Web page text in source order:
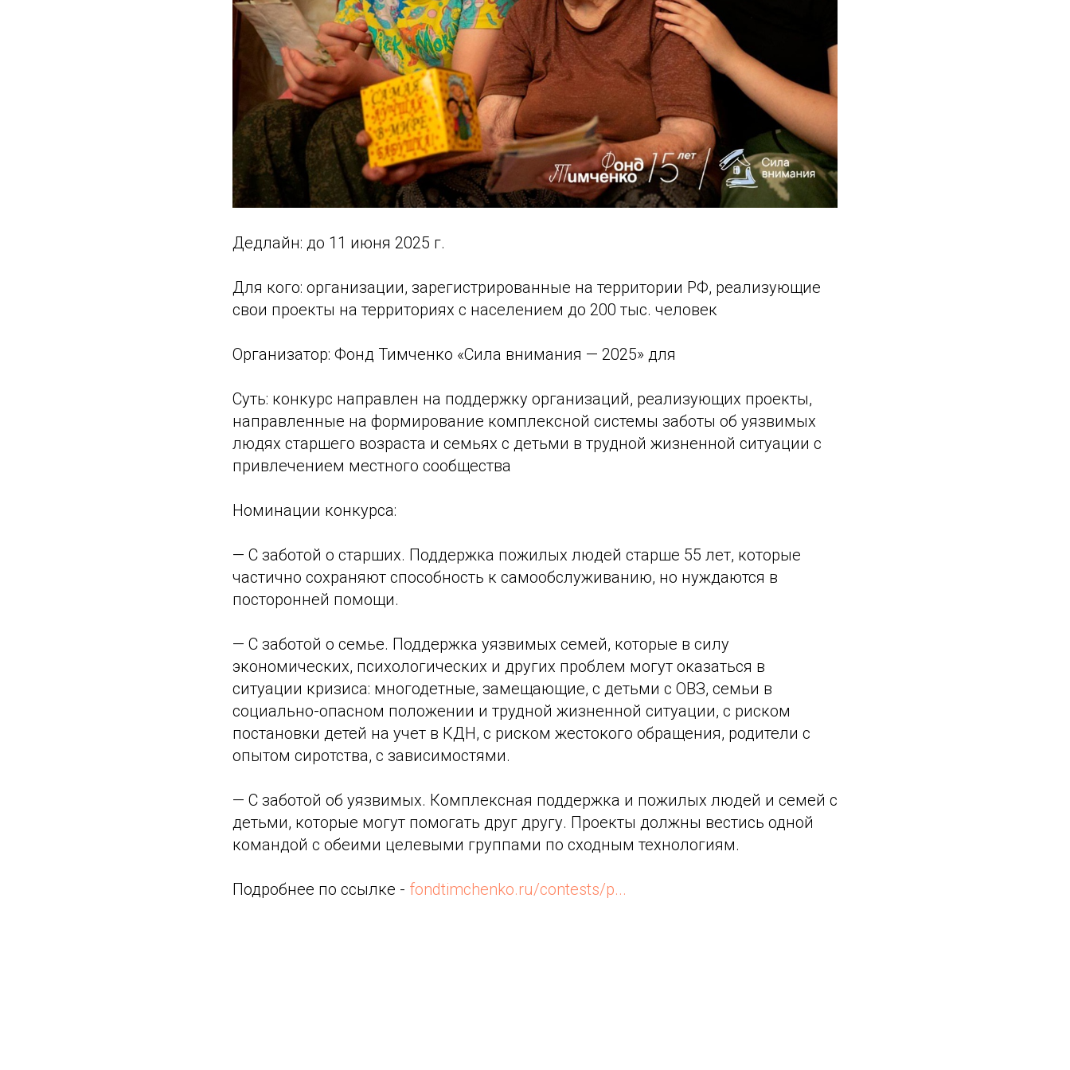
Дедлайн: до 11 июня 2025 г.
Для кого: организации, зарегистрированные на территории РФ, реализующие
свои проекты на территориях с населением до 200 тыс. человек
Организатор: Фонд Тимченко «Сила внимания — 2025» для
Суть: конкурс направлен на поддержку организаций, реализующих проекты,
направленные на формирование комплексной системы заботы об уязвимых
людях старшего возраста и семьях с детьми в трудной жизненной ситуации с
привлечением местного сообщества
Номинации конкурса:
— С заботой о старших. Поддержка пожилых людей старше 55 лет, которые
частично сохраняют способность к самообслуживанию, но нуждаются в
посторонней помощи.
— С заботой о семье. Поддержка уязвимых семей, которые в силу
экономических, психологических и других проблем могут оказаться в
ситуации кризиса: многодетные, замещающие, с детьми с ОВЗ, семьи в
социально-опасном положении и трудной жизненной ситуации, с риском
постановки детей на учет в КДН, с риском жестокого обращения, родители с
опытом сиротства, с зависимостями.
— С заботой об уязвимых. Комплексная поддержка и пожилых людей и семей с
детьми, которые могут помогать друг другу. Проекты должны вестись одной
командой с обеими целевыми группами по сходным технологиям.
Подробнее по ссылке - fondtimchenko.ru/contests/p...